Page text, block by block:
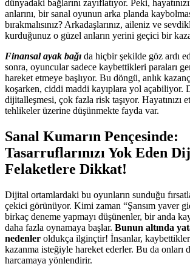
dünyadaki bağlarını zayıflatıyor. Peki,
anlarını, bir sanal oyunun arka planda
bırakmalısınız? Arkadaşlarınız, aileniz ve
kurduğunuz o güzel anların yerini geçici bir
Finansal ayak bağı da hiçbir şekilde göz ardı
sonra, oyuncular sadece kaybettikleri paraları
hareket etmeye başlıyor. Bu döngü, anlık
koşarken, ciddi maddi kayıplara yol açabiliyor.
dijitalleşmesi, çok fazla risk taşıyor. Hayatınızı
tehlikeler üzerine düşünmekte fayda var.
Sanal Kumarın Pençesinde:
Tasarruflarınızı Yok Eden
Felaketlere Dikkat!
Dijital ortamlardaki bu oyunların sunduğu
çekici görünüyor. Kimi zaman “Şansım yaver
birkaç deneme yapmayı düşünenler, bir anda
daha fazla oynamaya başlar. Bunun altında
nedenler oldukça ilginçtir! İnsanlar,
kazanma isteğiyle hareket ederler. Bu da onları
harcamaya yönlendirir.